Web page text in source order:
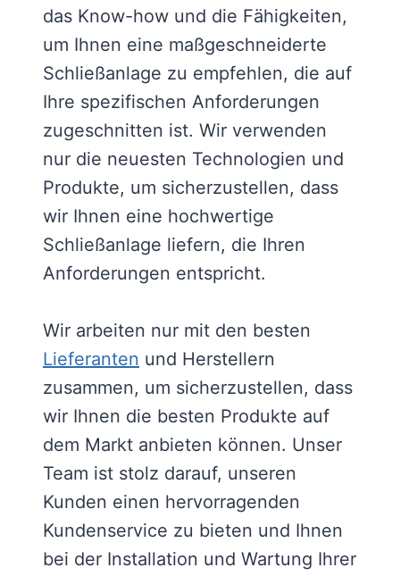
das Know-how und die Fähigkeiten,
um Ihnen eine maßgeschneiderte
Schließanlage zu empfehlen, die auf
Ihre spezifischen Anforderungen
zugeschnitten ist. Wir verwenden
nur die neuesten Technologien und
Produkte, um sicherzustellen, dass
wir Ihnen eine hochwertige
Schließanlage liefern, die Ihren
Anforderungen entspricht.
Wir arbeiten nur mit den besten
Lieferanten und Herstellern
zusammen, um sicherzustellen, dass
wir Ihnen die besten Produkte auf
dem Markt anbieten können. Unser
Team ist stolz darauf, unseren
Kunden einen hervorragenden
Kundenservice zu bieten und Ihnen
bei der Installation und Wartung Ihrer